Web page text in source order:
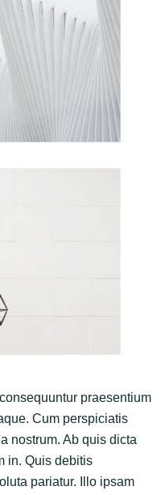
praesentium
Cum perspiciatis
nostrum. Ab quis dicta
in. Quis debitis
pariatur. Illo ipsam